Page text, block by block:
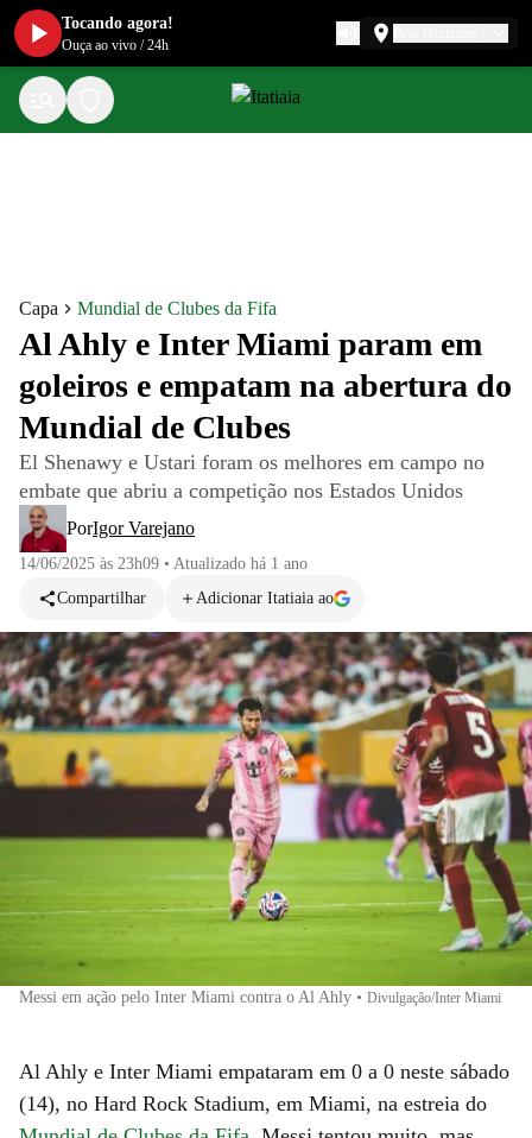
Capa Mundial de Clubes da Fifa
Al Ahly e Inter Miami param em
goleiros e empatam na abertura do
Mundial de Clubes
El Shenawy e Ustari foram os melhores em campo no
embate que abriu a competição nos Estados Unidos
PorIgor Varejano
14/06/2025 às 23h09 • Atualizado há 1 ano
Compartilhar
Adicionar Itatiaia ao
Messi em ação pelo Inter Miami contra o Al Ahly • Divulgação/Inter Miami
Al Ahly e Inter Miami empataram em 0 a 0 neste sábado
(14), no Hard Rock Stadium, em Miami, na estreia do
Tocando agora!
Ouça ao vivo /24h